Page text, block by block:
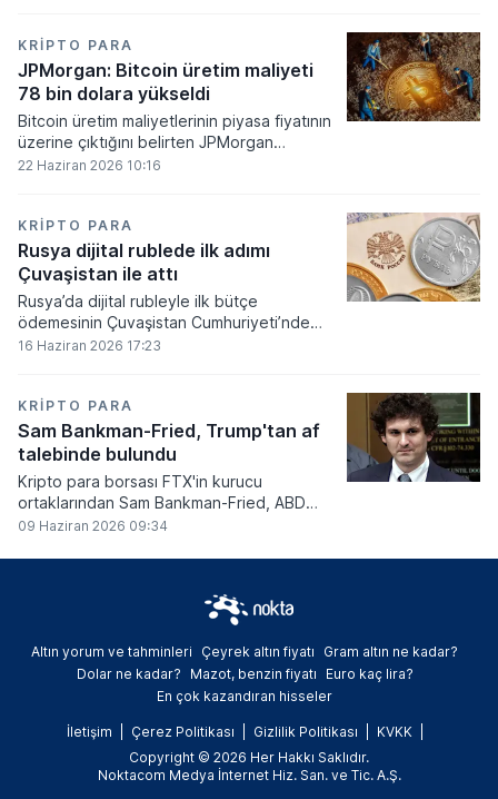
KRIPTO PARA
JPMorgan: Bitcoin üretim maliyeti
78 bin dolara yükseldi
Bitcoin üretim maliyetlerinin piyasa fiyatının
üzerine çıktığını belirten JPMorgan
analistleri, madencilik sektöründeki kârlılık
22 Haziran 2026 10:16
KRIPTO PARA
Rusya dijital rublede ilk adımı
Çuvaşistan ile attı
Rusya’da dijital rubleyle ilk bütçe
ödemesinin Çuvaşistan Cumhuriyeti’nde
gerçekleştirildiği bildirildi.
16 Haziran 2026 17:23
KRIPTO PARA
Sam Bankman-Fried, Trump'tan af
talebinde bulundu
Kripto para borsası FTX'in kurucu
ortaklarından Sam Bankman-Fried, ABD
Başkanı Donald Trump'tan resmi olarak af
09 Haziran 2026 09:34
Altın yorum ve tahminleri Çeyrek altın fiyatı
Gram altın ne kadar?
Dolar ne kadar?
Mazot, benzin fiyatı
Euro kaç lira?
En çok kazandıran hisseler
İletişim Çerez Politikası Gizlilik Politikası
KVKK
Copyright © 2026 Her Hakkı Saklıdır.
Noktacom Medya İnternet Hiz. San. ve Tic. A.Ş.